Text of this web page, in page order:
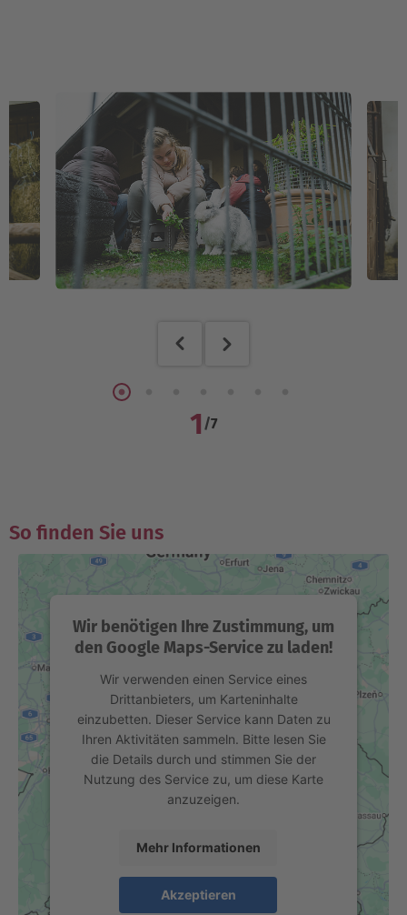
1 /7
So finden Sie uns
Wir benötigen Ihre Zustimmung, um
den Google Maps-Service zu laden!
Wir verwenden einen Service eines
Drittanbieters, um Karteninhalte
einzubetten. Dieser Service kann Daten zu
Ihren Aktivitäten sammeln. Bitte lesen Sie
die Details durch und stimmen Sie der
Nutzung des Service zu, um diese Karte
anzuzeigen.
Mehr Informationen
Akzeptieren